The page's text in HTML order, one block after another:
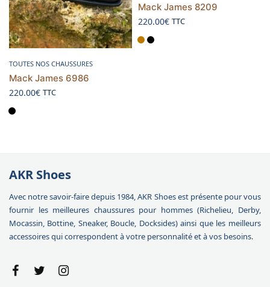
Choix des options
TOUTES NOS CHAUSSURES
Mack James 6986
220.00€ TTC
Mack James 8209
220.00€ TTC
AKR Shoes
Avec notre savoir-faire depuis 1984, AKR Shoes est présente pour vous
fournir les meilleures chaussures pour hommes (Richelieu, Derby,
Mocassin, Bottine, Sneaker, Boucle, Docksides) ainsi que les meilleurs
accessoires qui correspondent à votre personnalité et à vos besoins.